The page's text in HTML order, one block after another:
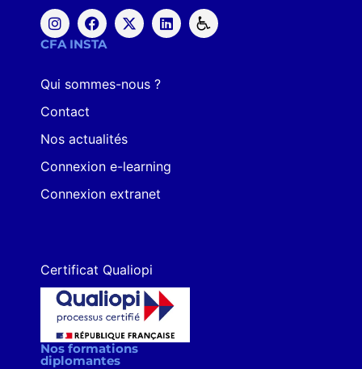
CFA INSTA
Qui sommes-nous ?
Contact
Nos actualités
Connexion e-learning
Connexion extranet
Certificat Qualiopi
Nos formations
diplomantes